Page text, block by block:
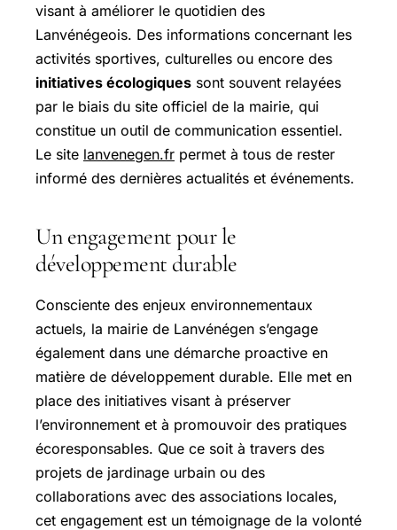
visant à améliorer le quotidien des
Lanvénégeois. Des informations concernant les
activités sportives, culturelles ou encore des
initiatives écologiques sont souvent relayées
par le biais du site officiel de la mairie, qui
constitue un outil de communication essentiel.
Le site lanvenegen.fr permet à tous de rester
informé des dernières actualités et événements.
Un engagement pour le
développement durable
Consciente des enjeux environnementaux
actuels, la mairie de Lanvénégen s’engage
également dans une démarche proactive en
matière de développement durable. Elle met en
place des initiatives visant à préserver
l’environnement et à promouvoir des pratiques
écoresponsables. Que ce soit à travers des
projets de jardinage urbain ou des
collaborations avec des associations locales,
cet engagement est un témoignage de la volonté